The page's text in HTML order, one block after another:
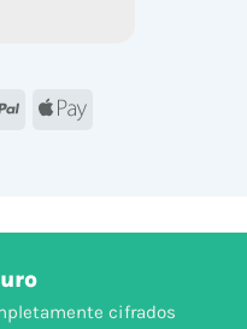
PayPal Apple
cifrados